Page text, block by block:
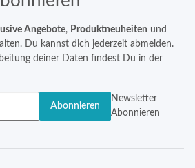
Angebote, Produktneuheiten und
Du kannst dich jederzeit abmelden.
deiner Daten findest Du in der
Abonnieren
Newsletter
Abonnieren